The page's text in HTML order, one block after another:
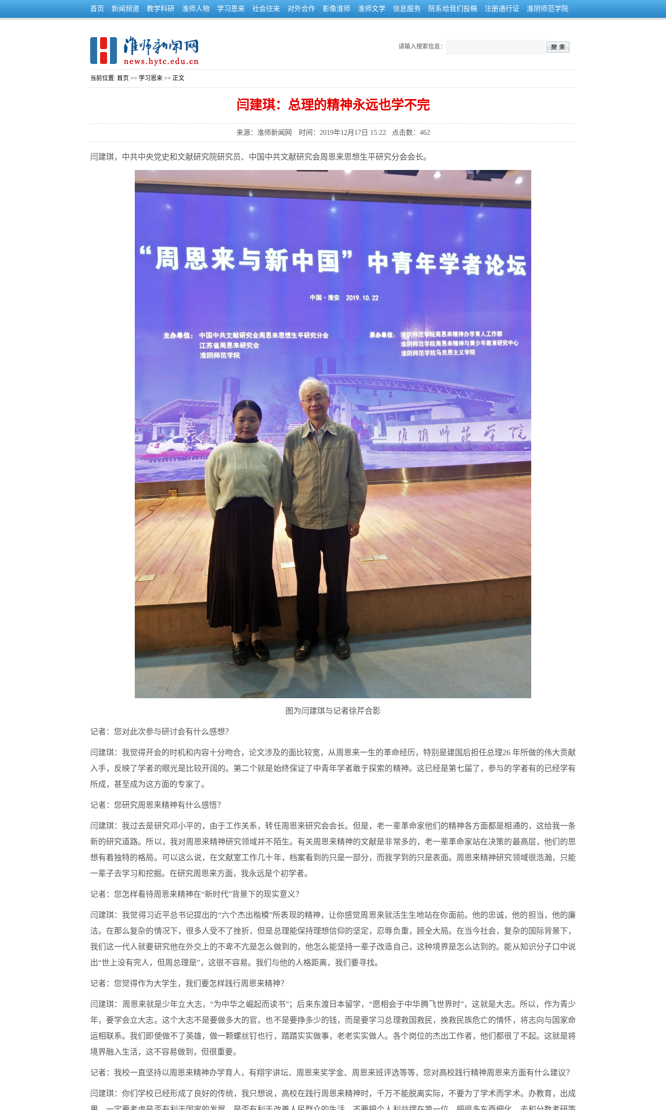
首页 新闻频道 教学科研 淮师人物 学习恩来 社会往来 对外合作 影像淮师 淮师文学 信息服务 院系给我们投稿 注册通行证 淮阴师范学院
请输入搜索信息：
当前位置: 首页 >> 学习恩来 >> 正文
闫建琪：总理的精神永远也学不完
来源：淮师新闻网 时间：2019年12月17日 15:22点击数： 462
闫建琪，中共中央党史和文献研究院研究员、中国中共文献研究会周恩来思想生平研究分会会长。
图为闫建琪与记者徐芹合影
记者：您对此次参与研讨会有什么感想？
闫建琪：我觉得开会的时机和内容十分吻合，论文涉及的面比较宽，从周恩来一生的革命经历，特别是建国后担任总理26 年所做的伟大贡献
入手，反映了学者的眼光是比较开阔的。第二个就是始终保证了中青年学者敢于探索的精神。这已经是第七届了，参与的学者有的已经学有
所成，甚至成为这方面的专家了。
记者：您研究周恩来精神有什么感悟？
闫建琪：我过去是研究邓小平的，由于工作关系，转任周恩来研究会会长。但是，老一辈革命家他们的精神各方面都是相通的，这给我一条
新的研究道路。所以，我对周恩来精神研究领域并不陌生。有关周恩来精神的文献是非常多的，老一辈革命家站在决策的最高层，他们的思
想有着独特的格局。可以这么说，在文献室工作几十年，档案看到的只是一部分，而我学到的只是表面。周恩来精神研究领域很浩瀚，只能
一辈子去学习和挖掘。在研究周恩来方面，我永远是个初学者。
记者：您怎样看待周恩来精神在“新时代”背景下的现实意义？
闫建琪：我觉得习近平总书记提出的“六个杰出楷模”所表现的精神，让你感觉周恩来就活生生地站在你面前。他的忠诚，他的担当，他的廉
洁。在那么复杂的情况下，很多人受不了挫折，但是总理能保持理想信仰的坚定，忍辱负重，顾全大局。在当今社会，复杂的国际背景下，
我们这一代人就要研究他在外交上的不卑不亢是怎么做到的，他怎么能坚持一辈子改造自己，这种境界是怎么达到的。能从知识分子口中说
出“世上没有完人，但周总理是”，这很不容易。我们与他的人格距离，我们要寻找。
记者：您觉得作为大学生，我们要怎样践行周恩来精神？
闫建琪：周恩来就是少年立大志，“为中华之崛起而读书”；后来东渡日本留学，“愿相会于中华腾飞世界时”，这就是大志。所以，作为青少
年，要学会立大志。这个大志不是要做多大的官，也不是要挣多少的钱，而是要学习总理救国救民，挽救民族危亡的情怀，将志向与国家命
运相联系。我们即使做不了英雄，做一颗螺丝钉也行，踏踏实实做事，老老实实做人。各个岗位的杰出工作者，他们都很了不起。这就是将
境界融入生活，这不容易做到，但很重要。
记者：我校一直坚持以周恩来精神办学育人，有翔宇讲坛、周恩来奖学金、周恩来班评选等等，您对高校践行精神周恩来方面有什么建议？
闫建琪：你们学校已经形成了良好的传统，我只想说，高校在践行周恩来精神时，千万不能脱离实际，不要为了学术而学术。办教育，出成